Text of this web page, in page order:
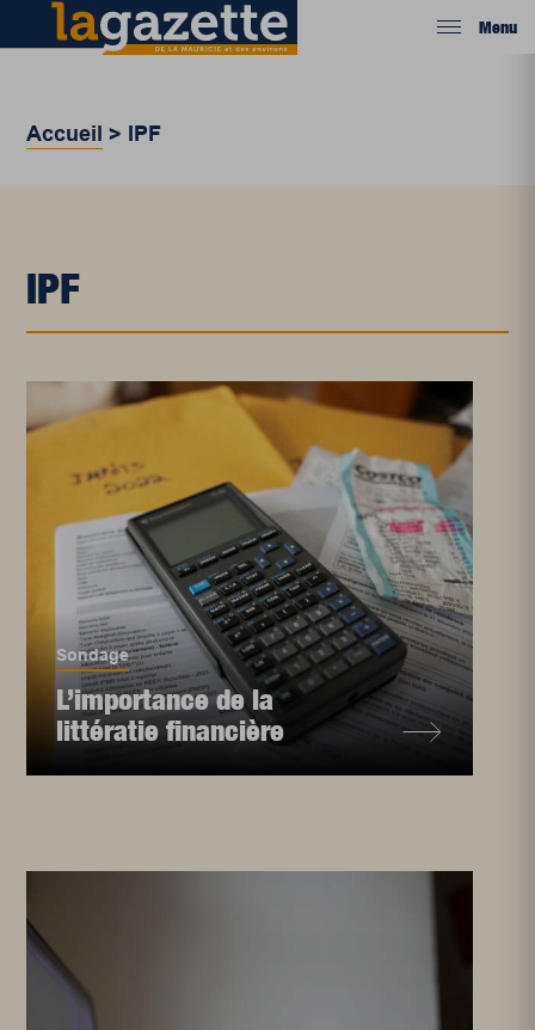
Menu
Accueil > IPF
IPF
Sondage
L’importance de la
littératie financière